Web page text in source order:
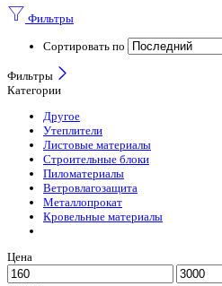
Фильтры
Сортировать по
Фильтры
Категории
Другое
Утеплители
Листовые материалы
Строительные блоки
Пиломатериалы
Ветровлагозащита
Металлопрокат
Кровельные материалы
Цена